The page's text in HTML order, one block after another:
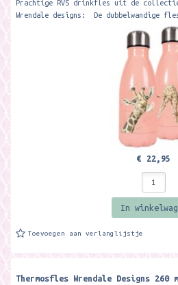
Prachtige RVS drinkfles uit de
Wrendale designs: De dubbelwandige
€ 22,95
In
Toevoegen aan verlanglijstje
Thermosfles Wrendale Designs